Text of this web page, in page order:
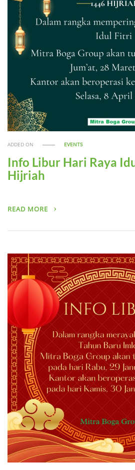
ADDED ON EVENTS
Info Libur Hari Raya
Hijriah
READ MORE